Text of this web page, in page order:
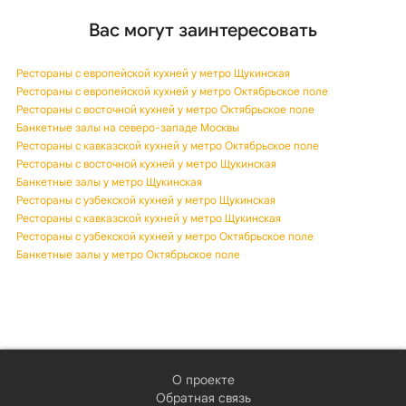
Вас могут заинтересовать
Рестораны с европейской кухней у метро Щукинская
Рестораны с европейской кухней у метро Октябрьское поле
Рестораны с восточной кухней у метро Октябрьское поле
Банкетные залы на северо-западе Москвы
Рестораны с кавказской кухней у метро Октябрьское поле
Рестораны с восточной кухней у метро Щукинская
Банкетные залы у метро Щукинская
Рестораны с узбекской кухней у метро Щукинская
Рестораны с кавказской кухней у метро Щукинская
Рестораны с узбекской кухней у метро Октябрьское поле
Банкетные залы у метро Октябрьское поле
О проекте
Обратная связь